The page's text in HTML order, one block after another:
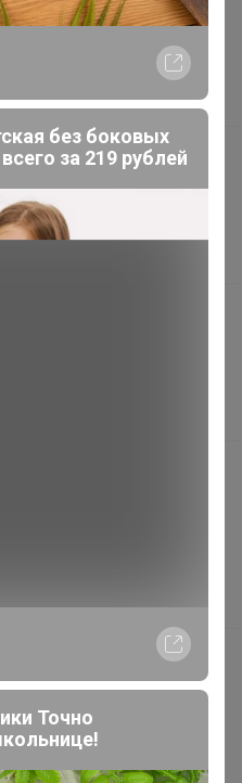
без боковых
за 219 рублей
Точно